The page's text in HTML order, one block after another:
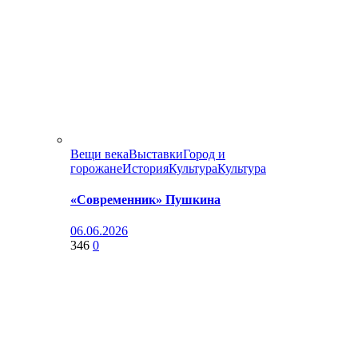
Вещи векаВыставкиГород и
горожанеИсторияКультураКультура
«Современник» Пушкина
06.06.2026
346 0